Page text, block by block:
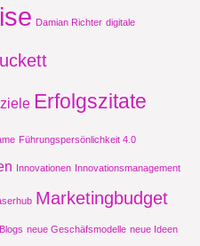
Damian Richter digitale
Erfolgszitate
Führungspersönlichkeit 4.0
Innovationen Innovationsmanagement
Marketingbudget
neue Geschäfsmodelle neue Ideen